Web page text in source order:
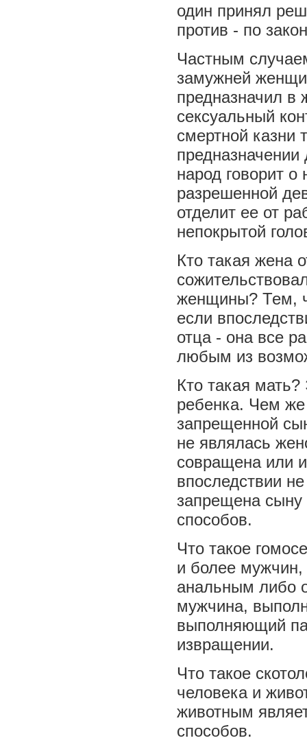
один принял
против - по
Частным
замужней
предназначил в
сексуальный
смертной казни
народ говорит
разрешенной
отделит ее от
непокрытой
Кто такая жена
женщины? Тем,
если
отца - она все
любым из
Кто такая
ребенка. Чем же
запрещенной
не являлась
совращена или
впоследствии
запрещена
способов.
Что такое
и более мужчин,
анальным либо
мужчина,
выполняющий
извращении.
Что такое
человека и
животным
способов.